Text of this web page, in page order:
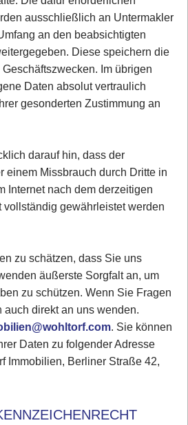
ausschließlich an Untermakler
an den beabsichtigten
Diese speichern die
Im übrigen
Daten absolut vertraulich
gesonderten Zustimmung an
darauf hin, dass der
einem Missbrauch durch Dritte in
Internet nach dem derzeitigen
vollständig gewährleistet werden
zu schätzen, dass Sie uns
äußerste Sorgfalt an, um
zu schützen. Wenn Sie Fragen
direkt an uns wenden.
. Sie können
Daten zu folgender Adresse
Immobilien, Berliner Straße 42,